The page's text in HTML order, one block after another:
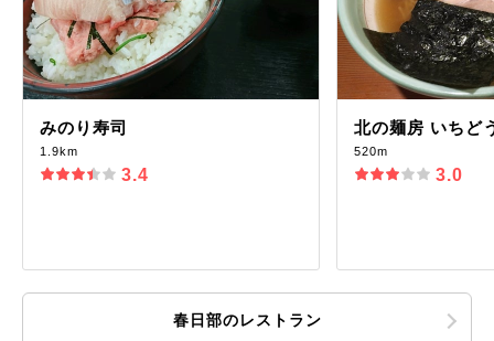
みのり寿司
1.9km
3.4
北の麺房 いちど
520m
3.0
春日部のレストラン